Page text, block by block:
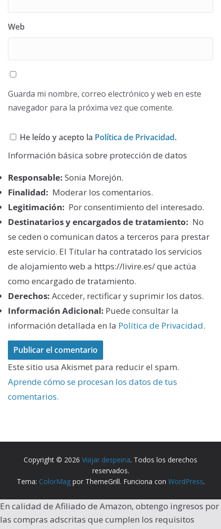
Web
Guarda mi nombre, correo electrónico y web en este
navegador para la próxima vez que comente.
He leído y acepto la Política de Privacidad.
Información básica sobre protección de datos
Responsable: Sonia Morejón.
Finalidad: Moderar los comentarios.
Legitimación: Por consentimiento del interesado.
Destinatarios y encargados de tratamiento: No
se ceden o comunican datos a terceros para prestar
este servicio. El Titular ha contratado los servicios
de alojamiento web a https://livire.es/ que actúa
como encargado de tratamiento.
Derechos: Acceder, rectificar y suprimir los datos.
Información Adicional: Puede consultar la
información detallada en la Política de Privacidad.
Este sitio usa Akismet para reducir el spam.
Aprende cómo se procesan los datos de tus
comentarios.
Copyright © 2026 Viajar despeina. Todos los derechos
reservados.
Tema: ColorMagpor ThemeGrill. Funciona con WordPress.
En calidad de Afiliado de Amazon, obtengo ingresos por
las compras adscritas que cumplen los requisitos